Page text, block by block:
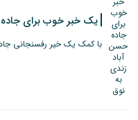
یک خبر خوب برای
با کمک یک خیر رفسنجانی